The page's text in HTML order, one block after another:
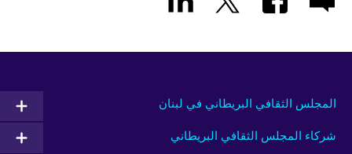
المجلس الثقافي البريطاني في لبنان
شركاء المجلس الثقافي البريطاني